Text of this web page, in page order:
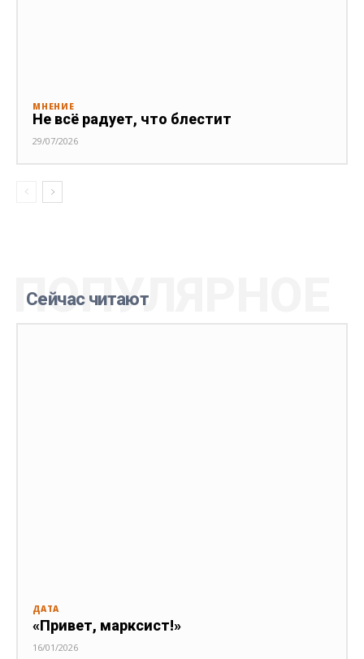
МНЕНИЕ
Не всё радует, что блестит
29/07/2026
Сейчас читают
ПОПУЛЯРНОЕ
ДАТА
«Привет, марксист!»
16/01/2026